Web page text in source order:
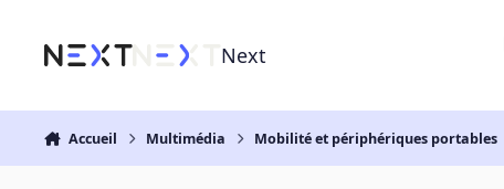
Next
Accueil Multimédia Mobilité et périphériques portables